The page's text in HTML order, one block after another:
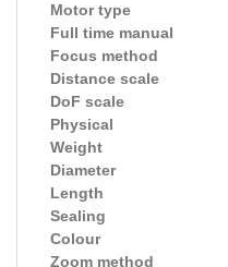
Motor type
Full time manual
Focus method
Distance scale
DoF scale
Physical
Weight
Diameter
Length
Sealing
Colour
Zoom method